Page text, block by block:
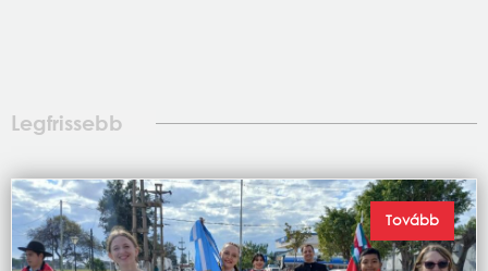
Legfrissebb
Tovább